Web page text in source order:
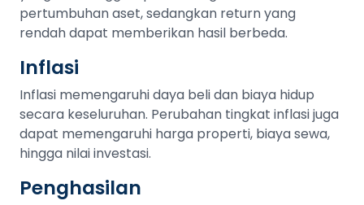
pertumbuhan aset, sedangkan return yang
rendah dapat memberikan hasil berbeda.
Inflasi
Inflasi memengaruhi daya beli dan biaya hidup
secara keseluruhan. Perubahan tingkat inflasi juga
dapat memengaruhi harga properti, biaya sewa,
hingga nilai investasi.
Penghasilan